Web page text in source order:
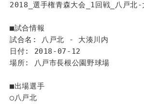
2018_選手権青森大会_1回戦_八戸北-
■試合情報
試合名: 八戸北 - 大湊川内
日付: 2018-07-12
場所: 八戸市長根公園野球場
■出場選手
◯八戸北